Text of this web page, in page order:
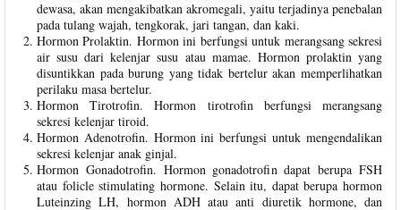
dewasa, akan mengakibatkan akromegali, yaitu terjadinya penebalan
pada tulang wajah, tengkorak, jari tangan, dan kaki.
Hormon Prolaktin. Hormon ini berfungsi untuk merangsang sekresi
air susu dari kelenjar susu atau mamae. Hormon prolaktin yang
disuntikkan pada burung yang tidak bertelur akan memperlihatkan
perilaku masa bertelur.
Hormon Tirotrofin. Hormon tirotrofin berfungsi merangsang
sekresi kelenjar tiroid.
Hormon Adenotrofin. Hormon ini berfungsi untuk mengendalikan
sekresi kelenjar anak ginjal.
Hormon Gonadotrofin. Hormon gonadotrofin dapat berupa FSH
atau folicle stimulating hormone. Selain itu, dapat berupa hormon
Luteinzing LH, hormon ADH atau anti diuretik hormone, dan